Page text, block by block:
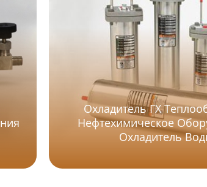
Охладитель ГХ
Нефтехимическое
Охладитель